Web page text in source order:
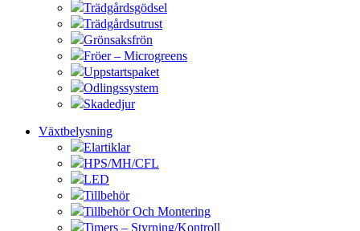
Trädgårdsgödsel
Trädgårdsutrust
Grönsaksfrön
Fröer – Microgreens
Uppstartspaket
Odlingssystem
Skadedjur
Växtbelysning
Elartiklar
HPS/MH/CFL
LED
Tillbehör
Tillbehör Och Montering
Timers – Styrning/Kontroll